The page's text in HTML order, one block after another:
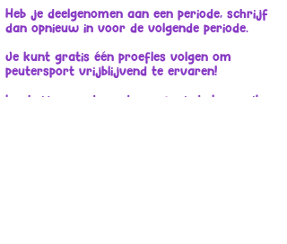
Heb je deelgenomen aan een periode, schrijf
dan opnieuw in voor de volgende periode.
Je kunt gratis één proefles volgen om
peutersport vrijblijvend te ervaren!
Inschrijven gedurende een periode kan, mits